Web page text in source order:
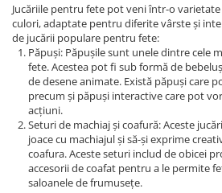
Jucăriile pentru fete pot veni într-o
culori, adaptate pentru diferite vârste și
de jucării populare pentru fete:
Păpuși: Păpușile sunt unele dintre cele
fete. Acestea pot fi sub formă de
de desene animate. Există păpuși care
precum și păpuși interactive care pot
acțiuni.
Seturi de machiaj și coafură: Aceste
joace cu machiajul și să-și exprime
coafura. Aceste seturi includ de obicei
accesorii de coafat pentru a le permite
saloanele de frumusețe.